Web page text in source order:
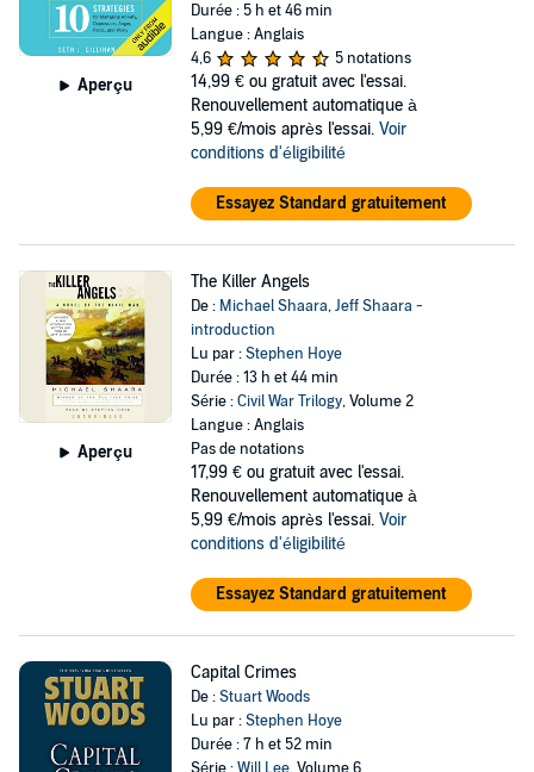
Aperçu
Durée : 5 h et 46 min
Langue : Anglais
4,6
5 notations
14,99 € ou gratuit avec l'essai.
Renouvellement automatique à
5,99 €/mois après l'essai. Voir
conditions d'éligibilité
Essayez Standard gratuitement
Aperçu
The Killer Angels
De : Michael Shaara,Jeff Shaara -
introduction
Lu par :Stephen Hoye
Durée : 13 h et 44 min
Série :Civil War Trilogy, Volume 2
Langue : Anglais
Pas de notations
17,99 € ou gratuit avec l'essai.
Renouvellement automatique à
5,99 €/mois après l'essai. Voir
conditions d'éligibilité
Essayez Standard gratuitement
Capital Crimes
De :Stuart Woods
Lu par :Stephen Hoye
Durée : 7 h et 52 min